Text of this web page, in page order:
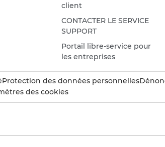
client
CONTACTER LE SERVICE
SUPPORT
Portail libre-service pour
les entreprises
Protection des données personnelles
des cookies